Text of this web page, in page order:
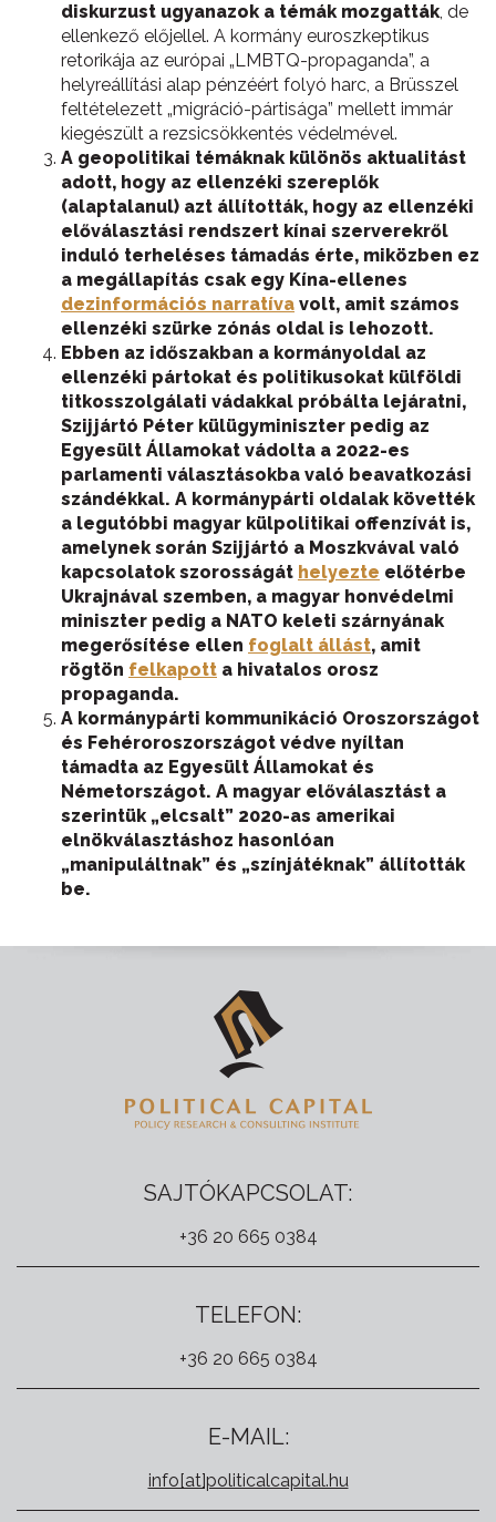
diskurzust ugyanazok a témák mozgatták, de
ellenkező előjellel. A kormány euroszkeptikus
retorikája az európai „LMBTQ-propaganda”, a
helyreállítási alap pénzéért folyó harc, a Brüsszel
feltételezett „migráció-pártisága” mellett immár
kiegészült a rezsicsökkentés védelmével.
A geopolitikai témáknak különös aktualitást
adott, hogy az ellenzéki szereplők
(alaptalanul) azt állították, hogy az ellenzéki
előválasztási rendszert kínai szerverekről
induló terheléses támadás érte, miközben ez
a megállapítás csak egy Kína-ellenes
dezinformációs narratíva volt, amit számos
ellenzéki szürke zónás oldal is lehozott.
Ebben az időszakban a kormányoldal az
ellenzéki pártokat és politikusokat külföldi
titkosszolgálati vádakkal próbálta lejáratni,
Szijjártó Péter külügyminiszter pedig az
Egyesült Államokat vádolta a 2022-es
parlamenti választásokba való beavatkozási
szándékkal. A kormánypárti oldalak követték
a legutóbbi magyar külpolitikai offenzívát is,
amelynek során Szijjártó a Moszkvával való
kapcsolatok szorosságát helyezte előtérbe
Ukrajnával szemben, a magyar honvédelmi
miniszter pedig a NATO keleti szárnyának
megerősítése ellen foglalt állást, amit
rögtön felkapott a hivatalos orosz
propaganda.
A kormánypárti kommunikáció Oroszországot
és Fehéroroszországot védve nyíltan
támadta az Egyesült Államokat és
Németországot. A magyar előválasztást a
szerintük „elcsalt” 2020-as amerikai
elnökválasztáshoz hasonlóan
„manipuláltnak” és „színjátéknak” állították
be.
SAJTÓKAPCSOLAT:
+36 20 665 0384
TELEFON:
+36 20 665 0384
E-MAIL:
info[at]politicalcapital.hu